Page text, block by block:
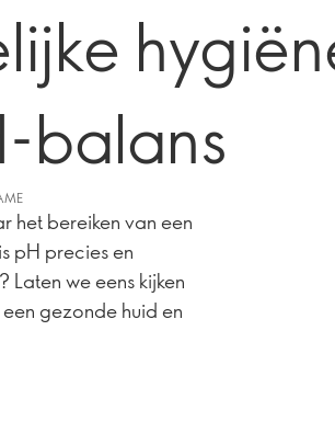
balans
het bereiken van een
pH precies en
we eens kijken
gezonde huid en